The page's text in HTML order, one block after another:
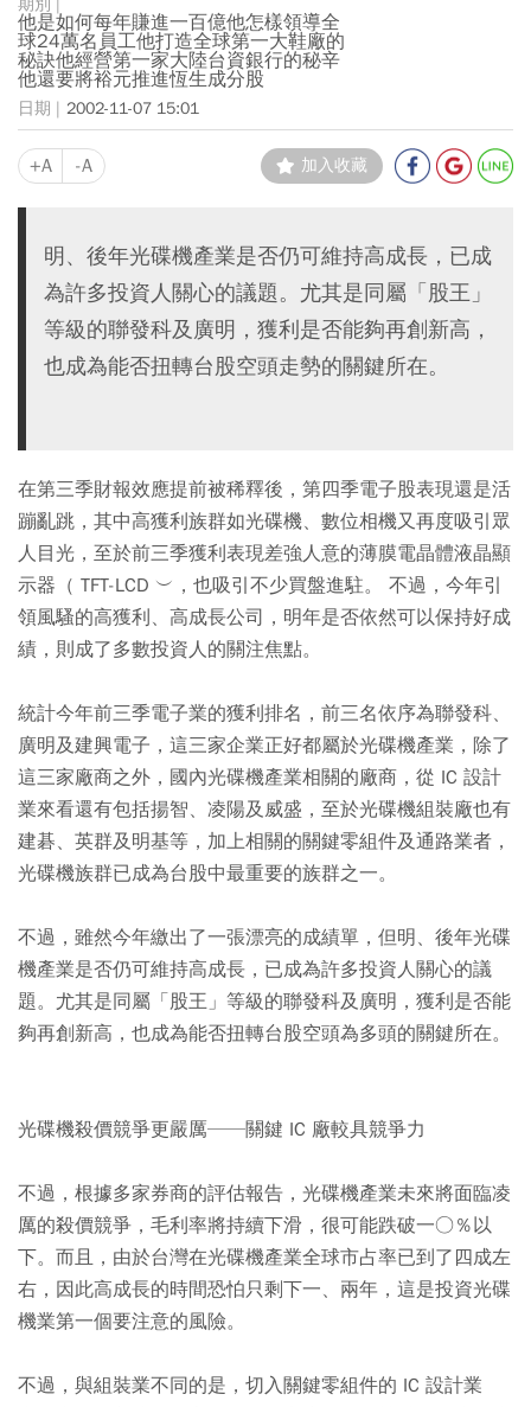
他是如何每年賺進一百億他怎樣領導全
球24萬名員工他打造全球第一大鞋廠的
秘訣他經營第一家大陸台資銀行的秘辛
他還要將裕元推進恆生成分股
2002-11-07 15:01
+A -A 加入收藏
明、後年光碟機產業是否仍可維持高成長，已成
為許多投資人關心的議題。尤其是同屬「股王」
等級的聯發科及廣明，獲利是否能夠再創新高，
也成為能否扭轉台股空頭走勢的關鍵所在。
在第三季財報效應提前被稀釋後，第四季電子股表現還是活
蹦亂跳，其中高獲利族群如光碟機、數位相機又再度吸引眾
人目光，至於前三季獲利表現差強人意的薄膜電晶體液晶顯
示器（ TFT-LCD ︶，也吸引不少買盤進駐。 不過，今年引
領風騷的高獲利、高成長公司，明年是否依然可以保持好成
績，則成了多數投資人的關注焦點。
統計今年前三季電子業的獲利排名，前三名依序為聯發科、
廣明及建興電子，這三家企業正好都屬於光碟機產業，除了
這三家廠商之外，國內光碟機產業相關的廠商，從 IC 設計
業來看還有包括揚智、凌陽及威盛，至於光碟機組裝廠也有
建碁、英群及明基等，加上相關的關鍵零組件及通路業者，
光碟機族群已成為台股中最重要的族群之一。
不過，雖然今年繳出了一張漂亮的成績單，但明、後年光碟
機產業是否仍可維持高成長，已成為許多投資人關心的議
題。尤其是同屬「股王」等級的聯發科及廣明，獲利是否能
夠再創新高，也成為能否扭轉台股空頭為多頭的關鍵所在。
光碟機殺價競爭更嚴厲──關鍵 IC 廠較具競爭力
不過，根據多家券商的評估報告，光碟機產業未來將面臨凌
厲的殺價競爭，毛利率將持續下滑，很可能跌破一○％以
下。而且，由於台灣在光碟機產業全球市占率已到了四成左
右，因此高成長的時間恐怕只剩下一、兩年，這是投資光碟
機業第一個要注意的風險。
不過，與組裝業不同的是，切入關鍵零組件的 IC 設計業